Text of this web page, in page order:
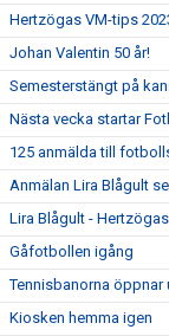
Hertzögas VM-tips
Johan Valentin 50 år!
Semesterstängt på
Nästa vecka startar
125 anmälda till
Anmälan Lira Blågult
Lira Blågult -
Gåfotbollen igång
Tennisbanorna öppnar
Kiosken hemma igen